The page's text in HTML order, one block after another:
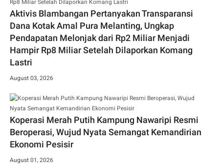
Aktivis Blambangan Pertanyakan Transparansi
Dana Kotak Amal Pura Melanting, Ungkap
Pendapatan Melonjak dari Rp2 Miliar Menjadi
Hampir Rp8 Miliar Setelah Dilaporkan Komang
Lastri
August 03, 2026
Koperasi Merah Putih Kampung Nawaripi Resmi
Beroperasi, Wujud Nyata Semangat Kemandirian
Ekonomi Pesisir
August 01, 2026